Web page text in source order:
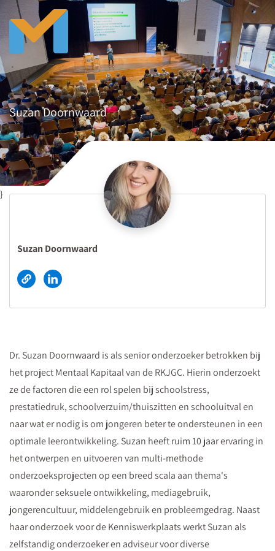
Suzan Doornwaard
}
Suzan Doornwaard
Dr. Suzan Doornwaard is als senior onderzoeker betrokken bij
het project Mentaal Kapitaal van de RKJGC. Hierin onderzoekt
ze de factoren die een rol spelen bij schoolstress,
prestatiedruk, schoolverzuim/thuiszitten en schooluitval en
naar wat er nodig is om jongeren beter te ondersteunen in een
optimale leerontwikkeling. Suzan heeft ruim 10 jaar ervaring in
het ontwerpen en uitvoeren van multi-methode
onderzoeksprojecten op een breed scala aan thema's
waaronder seksuele ontwikkeling, mediagebruik,
jongerencultuur, middelengebruik en probleemgedrag. Naast
haar onderzoek voor de Kenniswerkplaats werkt Suzan als
zelfstandig onderzoeker en adviseur voor diverse